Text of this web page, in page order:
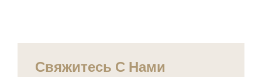
Свяжитесь С Нами